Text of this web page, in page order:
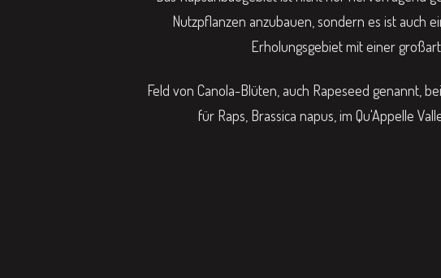
Nutzpflanzen anzubauen, sondern es ist auch
Erholungsgebiet mit einer
Feld von Canola-Blüten, auch Rapeseed genannt,
für Raps, Brassica napus, im Qu'Appelle